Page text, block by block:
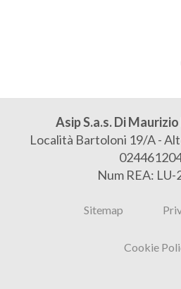
Asip S.a.s. Di
Località Bartoloni 19/A -
Num REA:
Sitemap
Cookie